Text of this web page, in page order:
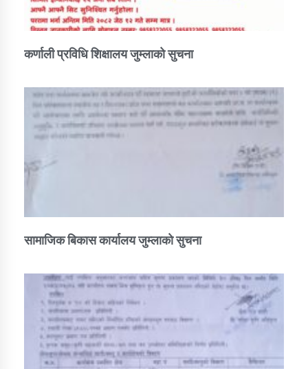
कर्णाली प्रविधि शिक्षालय जुम्लाको सुचना
सामाजिक बिकास कार्यालय जुम्लाकाे सुचना